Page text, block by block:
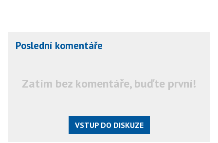
Poslední komentáře
Zatím bez komentáře, buďte první!
VSTUP DO DISKUZE